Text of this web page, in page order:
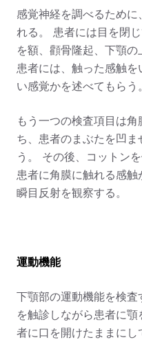
感覚神経を調べるため
れる。 患者には目を閉
を額、顴骨隆起、下顎の
患者には、触った感触
い感覚かを述べてもらう
もう一つの検査項目は
ち、患者のまぶたを凹
う。 その後、コットン
患者に角膜に触れる感
瞬目反射を観察する。
運動機能
下顎部の運動機能を検
を触診しながら患者に
者に口を開けたままに